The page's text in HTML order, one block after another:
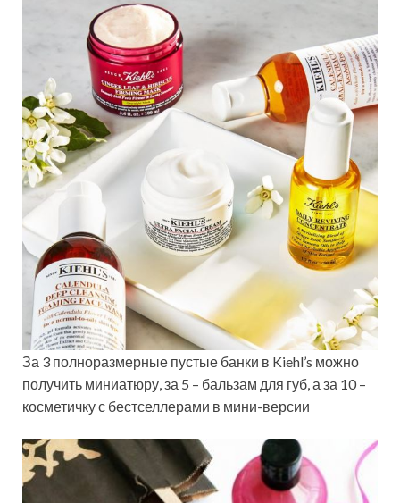
За 3 полноразмерные пустые банки в Kiehl’s можно
получить миниатюру, за 5 – бальзам для губ, а за 10 –
косметичку с бестселлерами в мини-версии